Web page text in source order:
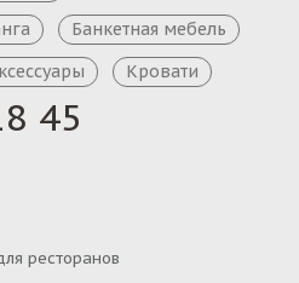
45
ресторанов
Банкетная мебель
Кровати